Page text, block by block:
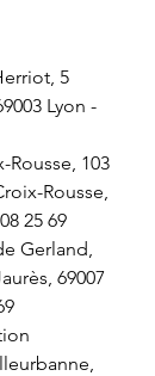
5
Lyon -
103
Rousse,
25 69
Gerland,
69007